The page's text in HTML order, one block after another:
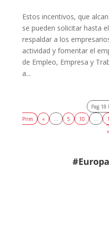
Estos incentivos, que
se pueden solicitar hasta
respaldar a los
actividad y fomentar el
de Empleo, Empresa y
a...
Pag 18
Prim
« 5 10
»